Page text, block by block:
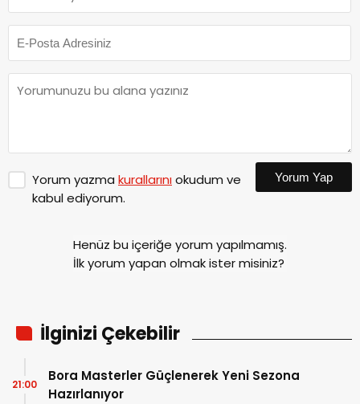
Yorum yazma kurallarınıokudum ve
kabul ediyorum.
Yorum Yap
Henüz bu içeriğe yorum yapılmamış.
İlk yorum yapan olmak ister misiniz?
İlginizi Çekebilir
Bora Masterler Güçlenerek Yeni Sezona
Hazırlanıyor
21:00